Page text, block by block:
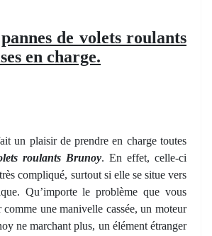
de volets roulants
en charge.
un plaisir de prendre en charge toutes
roulants Brunoy. En effet, celle-ci
compliqué, surtout si elle se situe vers
Qu’importe le problème que vous
une manivelle cassée, un moteur
ne marchant plus, un élément étranger